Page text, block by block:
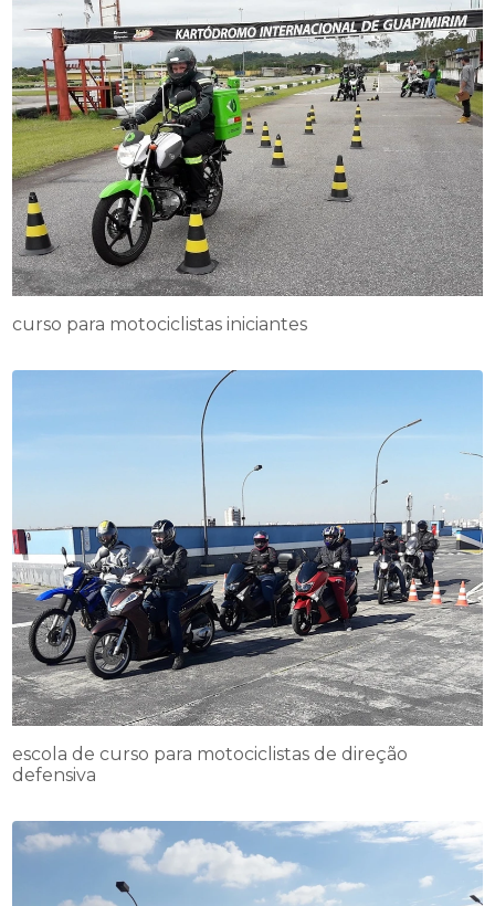
curso para motociclistas iniciantes
escola de curso para motociclistas de direção
defensiva